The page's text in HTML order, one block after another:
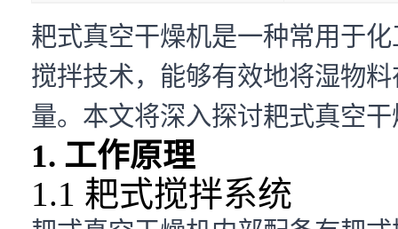
耙式真空干燥机是一种常用于
搅拌技术，能够有效地将湿物
量。本文将深入探讨耙式真空
1. 工作原理
1.1 耙式搅拌系统